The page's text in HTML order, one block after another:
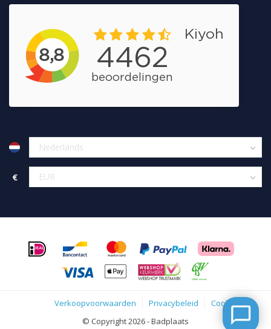
€
Verkoopvoorwaarden Privacybeleid
Cookies
© Copyright 2026 - Badplaats